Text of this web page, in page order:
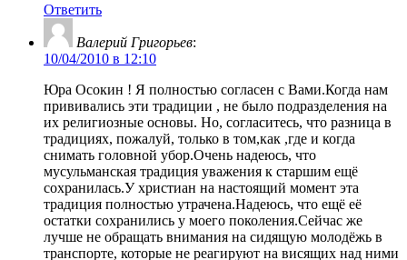
Ответить
Валерий Григорьев:
10/04/2010 в 12:10
Юра Осокин ! Я полностью согласен с Вами.Когда нам
прививались эти традиции , не было подразделения на
их религиозные основы. Но, согласитесь, что разница в
традициях, пожалуй, только в том,как ,где и когда
снимать головной убор.Очень надеюсь, что
мусульманская традиция уважения к старшим ещё
сохранилась.У христиан на настоящий момент эта
традиция полностью утрачена.Надеюсь, что ещё её
остатки сохранились у моего поколения.Сейчас же
лучше не обращать внимания на сидящую молодёжь в
транспорте, которые не реагируют на висящих над ними